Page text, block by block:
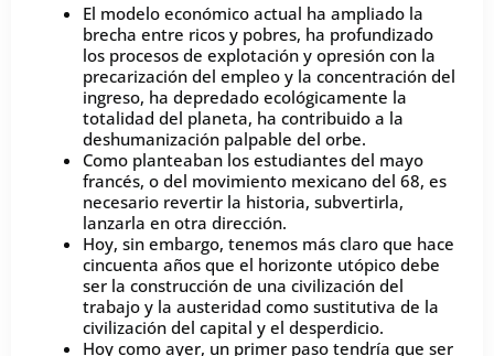
El modelo económico actual ha ampliado la
brecha entre ricos y pobres, ha profundizado
los procesos de explotación y opresión con la
precarización del empleo y la concentración del
ingreso, ha depredado ecológicamente la
totalidad del planeta, ha contribuido a la
deshumanización palpable del orbe.
Como planteaban los estudiantes del mayo
francés, o del movimiento mexicano del 68, es
necesario revertir la historia, subvertirla,
lanzarla en otra dirección.
Hoy, sin embargo, tenemos más claro que hace
cincuenta años que el horizonte utópico debe
ser la construcción de una civilización del
trabajo y la austeridad como sustitutiva de la
civilización del capital y el desperdicio.
Hoy como ayer, un primer paso tendría que ser